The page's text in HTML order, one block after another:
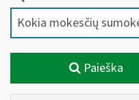
Paieška